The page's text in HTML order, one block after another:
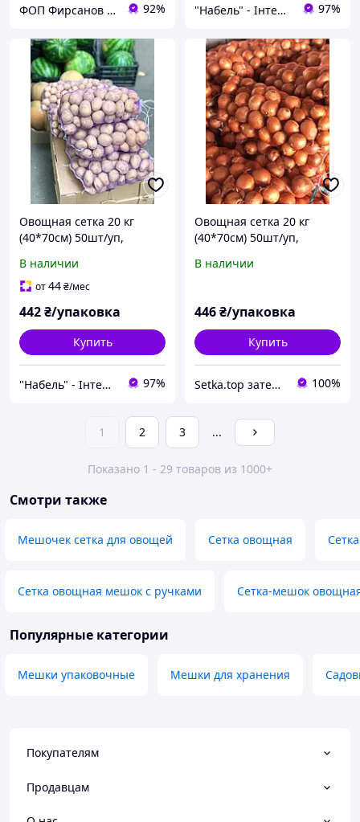
ФОП Фирсанов Д.Г. 92% "Набель" - Інтернет магазин 97%
Овощная сетка 20 кг
(40*70см) 50шт/уп,
В наличии
от44₴/мес
442₴/упаковка
Купить
"Набель" - Інтернет магазин 97%
Овощная сетка 20 кг
(40*70см) 50шт/уп,
В наличии
446₴/упаковка
Купить
Setka.top затеняющая сетка, агроволокно, парники, дровоколы, веткоизмельчители 100%
1 2 3 ...
Показано 1 - 29 товаров из 1000+
Смотри также
Мешочек сетка для овощей Сетка овощная
Сетка овощная мешок с ручками Сетка-мешок
Популярные категории
Мешки упаковочные Мешки для хранения
Покупателям
Продавцам